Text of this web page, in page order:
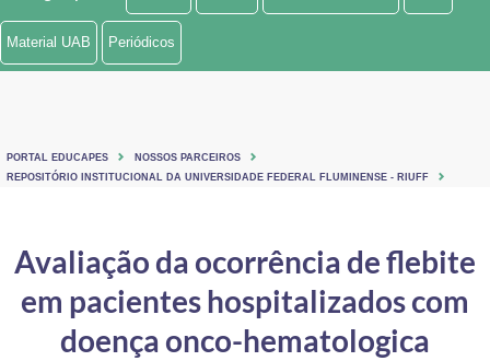
Ministério de Minas e Energia
Ministério do Turismo
Controladoria-Geral da União
Ministério da Mulher, da Família e dos Direitos Humanos
Material UAB Periódicos
PORTAL EDUCAPES
NOSSOS PARCEIROS
REPOSITÓRIO INSTITUCIONAL DA UNIVERSIDADE FEDERAL FLUMINENSE - RIUFF
Avaliação da ocorrência de flebite
em pacientes hospitalizados com
doença onco-hematologica